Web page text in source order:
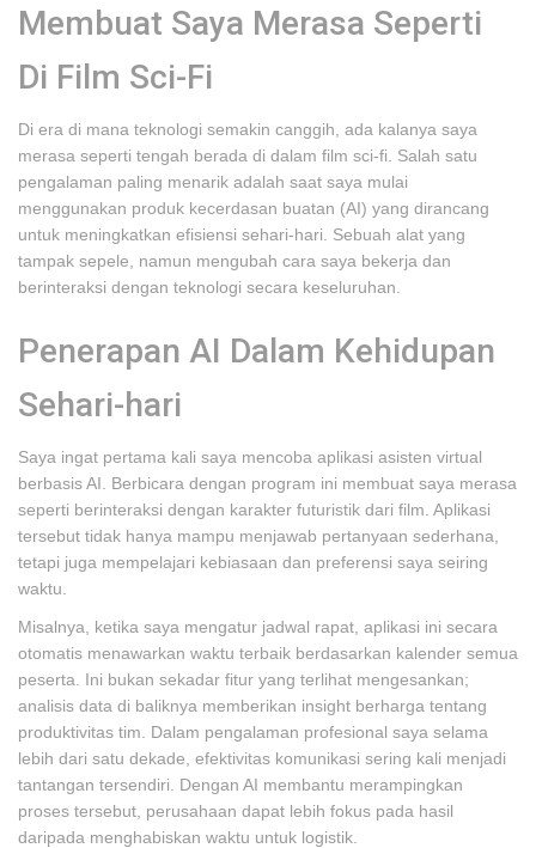
Membuat Saya Merasa Seperti
Di Film Sci-Fi
Di era di mana teknologi semakin canggih, ada kalanya saya
merasa seperti tengah berada di dalam film sci-fi. Salah satu
pengalaman paling menarik adalah saat saya mulai
menggunakan produk kecerdasan buatan (AI) yang dirancang
untuk meningkatkan efisiensi sehari-hari. Sebuah alat yang
tampak sepele, namun mengubah cara saya bekerja dan
berinteraksi dengan teknologi secara keseluruhan.
Penerapan AI Dalam Kehidupan
Sehari-hari
Saya ingat pertama kali saya mencoba aplikasi asisten virtual
berbasis AI. Berbicara dengan program ini membuat saya merasa
seperti berinteraksi dengan karakter futuristik dari film. Aplikasi
tersebut tidak hanya mampu menjawab pertanyaan sederhana,
tetapi juga mempelajari kebiasaan dan preferensi saya seiring
waktu.
Misalnya, ketika saya mengatur jadwal rapat, aplikasi ini secara
otomatis menawarkan waktu terbaik berdasarkan kalender semua
peserta. Ini bukan sekadar fitur yang terlihat mengesankan;
analisis data di baliknya memberikan insight berharga tentang
produktivitas tim. Dalam pengalaman profesional saya selama
lebih dari satu dekade, efektivitas komunikasi sering kali menjadi
tantangan tersendiri. Dengan AI membantu merampingkan
proses tersebut, perusahaan dapat lebih fokus pada hasil
daripada menghabiskan waktu untuk logistik.